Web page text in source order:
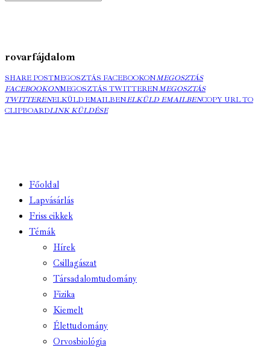
rovarfájdalom
SHARE POSTMEGOSZTÁS FACEBOOKONMEGOSZTÁS
FACEBOOKONMEGOSZTÁS TWITTERENMEGOSZTÁS
TWITTERENELKÜLD EMAILBENELKÜLD EMAILBENCOPY URL TO
CLIPBOARDLINK KÜLDÉSE
Főoldal
Lapvásárlás
Friss cikkek
Témák
Hírek
Csillagászat
Társadalomtudomány
Fizika
Kiemelt
Élettudomány
Orvosbiológia